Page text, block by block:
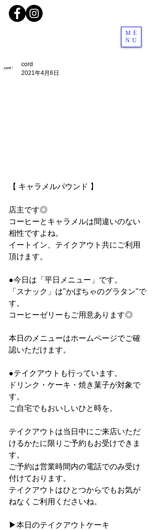
ME
NU
cord
2021年4月6日
【 キャラメルパウンド 】
店主です◎
コーヒーとキャラメルは間違いのない
相性ですよね。
イートイン、テイクアウト共にご利用
頂けます。
●今日は「平日メニュー」です。
「スナック」は"かぼちゃのグラタン"で
す。
コーヒーゼリーもご用意あります◎
本日のメニューはホームページでご確
認いただけます。
●テイクアウトも行っています。
ドリンク・ケーキ・焼き菓子が対象で
す。
ご自宅でもおいしいひと時を。
テイクアウトは当日中にご来店いただ
けるかたに限りご予約もお受けできま
す。
ご予約は営業時間内の電話でのみ受け
付けております。
テイクアウトはひとつからでもお気が
ねなくご利用くださいね。
▶︎本日のテイクアウトケーキ